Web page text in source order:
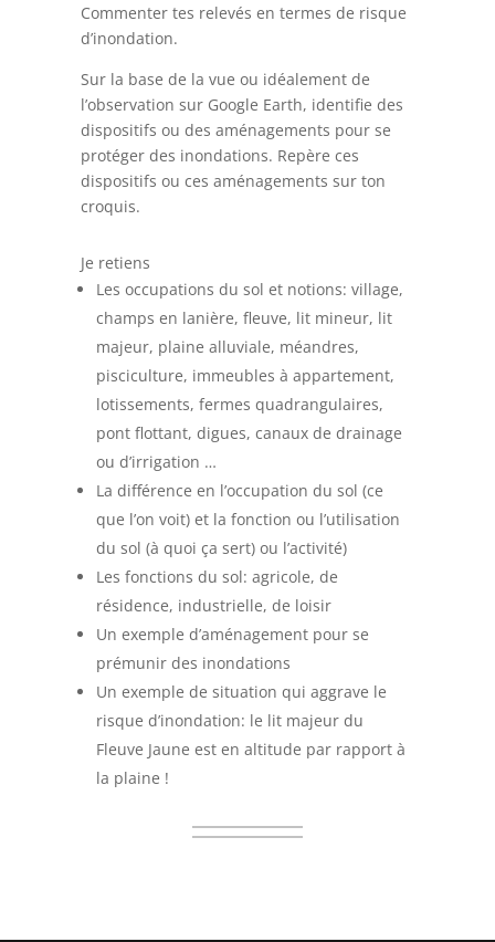
Commenter tes relevés en termes de risque
d’inondation.
Sur la base de la vue ou idéalement de
l’observation sur Google Earth, identifie des
dispositifs ou des aménagements pour se
protéger des inondations. Repère ces
dispositifs ou ces aménagements sur ton
croquis.
Je retiens
Les occupations du sol et notions: village,
champs en lanière, fleuve, lit mineur, lit
majeur, plaine alluviale, méandres,
pisciculture, immeubles à appartement,
lotissements, fermes quadrangulaires,
pont flottant, digues, canaux de drainage
ou d’irrigation …
La différence en l’occupation du sol (ce
que l’on voit) et la fonction ou l’utilisation
du sol (à quoi ça sert) ou l’activité)
Les fonctions du sol: agricole, de
résidence, industrielle, de loisir
Un exemple d’aménagement pour se
prémunir des inondations
Un exemple de situation qui aggrave le
risque d’inondation: le lit majeur du
Fleuve Jaune est en altitude par rapport à
la plaine !